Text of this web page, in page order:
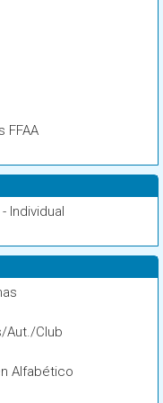
FFAA
Individual
Aut./Club
Alfabético